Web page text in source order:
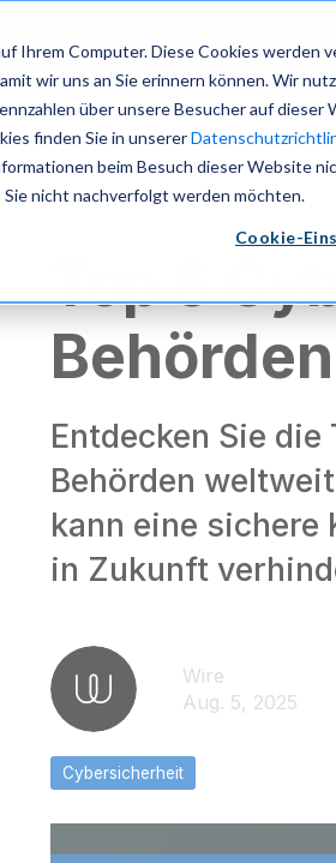
Ihrem Computer. Diese Cookies
wir uns an Sie erinnern können. Wir
über unsere Besucher auf
finden Sie in unserer
beim Besuch dieser Website
Sie nicht nachverfolgt werden möchten.
Cookie-
Produkt Lösungen
Cybersicherheit
Top 5
Behörden
Entdecken Sie
Behörden
kann eine
in Zukunft
Wire
Aug. 5, 2025
Cybersicherheit